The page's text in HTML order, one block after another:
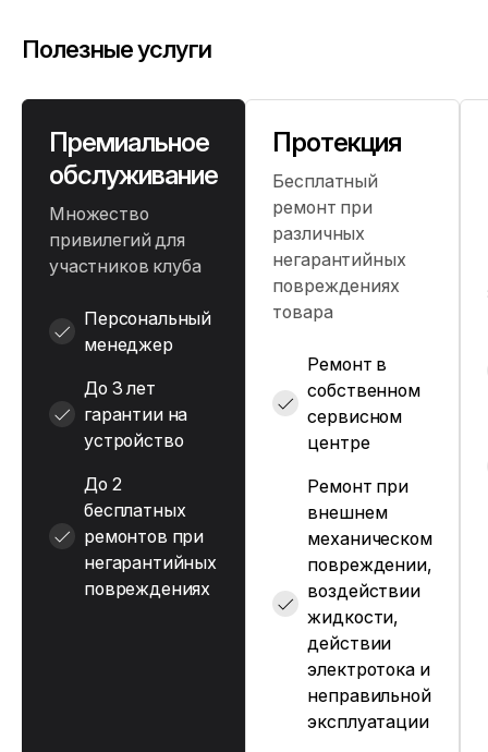
Полезные услуги
Премиальное
обслуживание
Множество
привилегий для
участников клуба
Персональный
менеджер
До 3 лет
гарантии на
устройство
До 2
бесплатных
ремонтов при
негарантийных
повреждениях
Протекция
Бесплатный
ремонт при
различных
негарантийных
повреждениях
товара
Ремонт в
собственном
сервисном
центре
Ремонт при
внешнем
механическом
повреждении,
воздействии
жидкости,
действии
электротока и
неправильной
эксплуатации